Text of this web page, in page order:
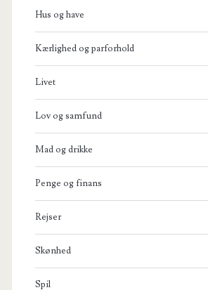
Hus og have
Kærlighed og parforhold
Livet
Lov og samfund
Mad og drikke
Penge og finans
Rejser
Skønhed
Spil